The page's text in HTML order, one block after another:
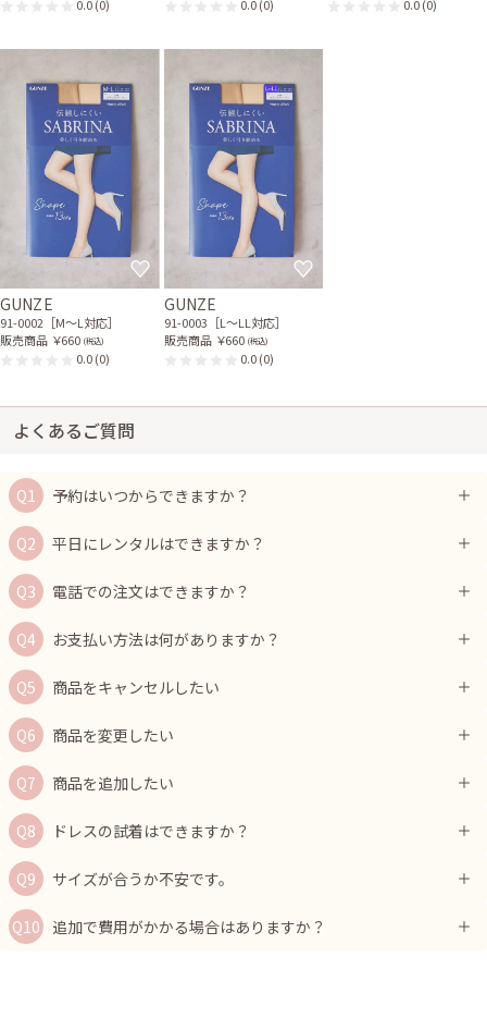
0.0(0) 0.0(0) 0.0(0)
GUNZE
91-0002［M〜L対応］
販売商品 ￥660 (税込)
0.0(0)
GUNZE
91-0003［L〜LL対応］
販売商品 ￥660 (税込)
0.0(0)
よくあるご質問
予約はいつからできますか？
平日にレンタルはできますか？
電話での注文はできますか？
お支払い方法は何がありますか？
商品をキャンセルしたい
商品を変更したい
商品を追加したい
ドレスの試着はできますか？
サイズが合うか不安です。
追加で費用がかかる場合はありますか？